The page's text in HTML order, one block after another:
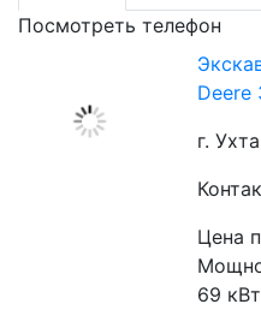
Посмотреть телефон
Deere
г. Ухта
Цена
69